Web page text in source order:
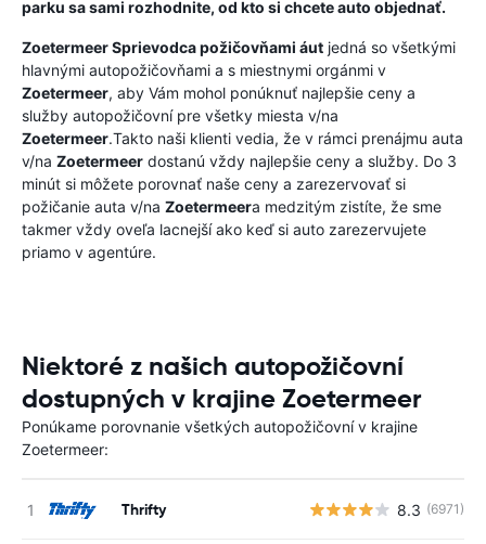
parku sa sami rozhodnite, od kto si chcete auto objednať.
ZoetermeerSprievodca požičovňami áut jedná so všetkými
hlavnými autopožičovňami a s miestnymi orgánmi v
Zoetermeer, aby Vám mohol ponúknuť najlepšie ceny a
služby autopožičovní pre všetky miesta v/na
Zoetermeer.Takto naši klienti vedia, že v rámci prenájmu auta
v/na Zoetermeer dostanú vždy najlepšie ceny a služby. Do 3
minút si môžete porovnať naše ceny a zarezervovať si
požičanie auta v/na Zoetermeera medzitým zistíte, že sme
takmer vždy oveľa lacnejší ako keď si auto zarezervujete
priamo v agentúre.
Niektoré z našich autopožičovní
dostupných v krajine Zoetermeer
Ponúkame porovnanie všetkých autopožičovní v krajine
Zoetermeer:
Thrifty 8.3 (6971)